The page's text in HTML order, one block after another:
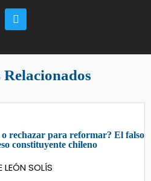
LEÓN SOLÍS